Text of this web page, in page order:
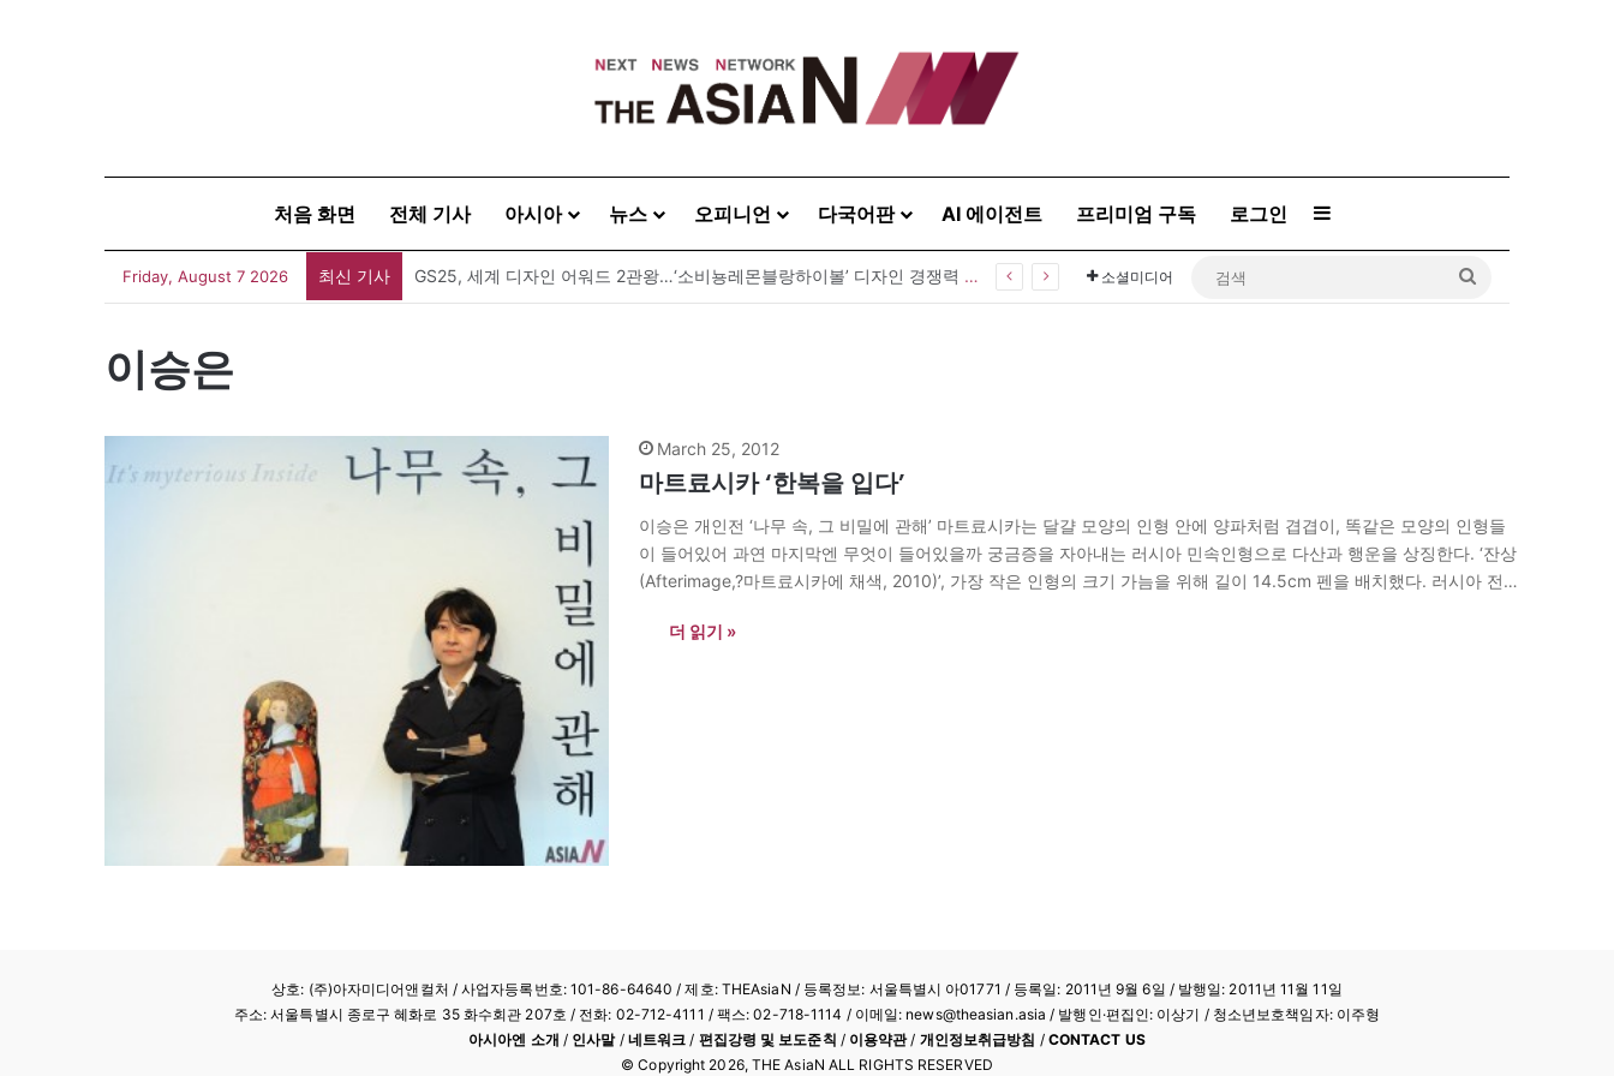
처음 화면 전체 기사 아시아 뉴스 오피니언 다국어판 AI 에이전트 프리미엄 구독 로그인 Sidebar
Friday, August 7 2026 최신 기사 GS25, 세계 디자인 어워드 2관왕…‘소비뇽레몬블랑하이볼’ 디자인 경쟁력 인정 소셜미디어
이승은
March 25, 2012
마트료시카 ‘한복을 입다’
이승은 개인전 ‘나무 속, 그 비밀에 관해’ 마트료시카는 달걀 모양의 인형 안에 양파처럼 겹겹이, 똑같은 모양의 인형들
이 들어있어 과연 마지막엔 무엇이 들어있을까 궁금증을 자아내는 러시아 민속인형으로 다산과 행운을 상징한다. ‘잔상
(Afterimage,?마트료시카에 채색, 2010)’, 가장 작은 인형의 크기 가늠을 위해 길이 14.5cm 펜을 배치했다. 러시아 전통
더 읽기 »
상호: (주)아자미디어앤컬처 /사업자등록번호: 101-86-64640 / 제호: THEAsiaN / 등록정보: 서울특별시 아01771 / 등록일: 2011년 9월 6일 / 발행일: 2011년 11월 11일
주소: 서울특별시 종로구 혜화로 35 화수회관 207호 / 전화: 02-712-4111 / 팩스: 02-718-1114 / 이메일: news@theasian.asia / 발행인·편집인: 이상기 / 청소년보호책임자: 이주형
아시아엔 소개 / 인사말/ 네트워크 / 편집강령 및 보도준칙 / 이용약관/ 개인정보취급방침 / CONTACT US
© Copyright 2026, THE AsiaN ALL RIGHTS RESERVED